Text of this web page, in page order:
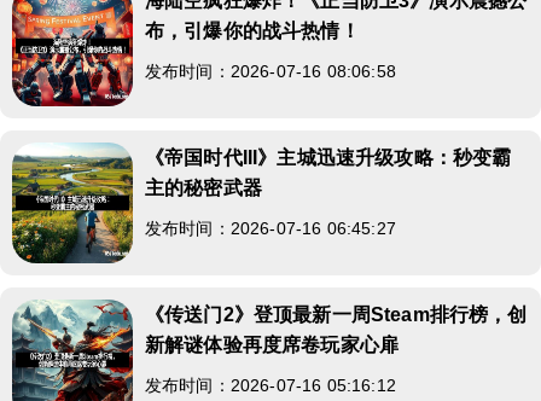
布，引爆你的战斗热情！
发布时间：2026-07-16 08:06:58
《帝国时代III》主城迅速升级攻略：秒变霸
主的秘密武器
发布时间：2026-07-16 06:45:27
《传送门2》登顶最新一周Steam排行榜，创
新解谜体验再度席卷玩家心扉
发布时间：2026-07-16 05:16:12